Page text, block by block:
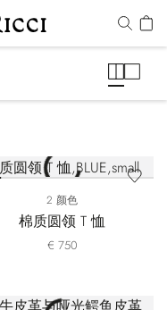
2 颜色
棉质圆领 T 恤
€ 750